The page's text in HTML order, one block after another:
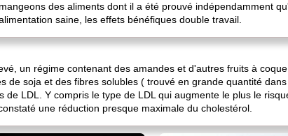
des aliments dont il a été prouvé indépendamment
saine, les effets bénéfiques double travail.
un régime contenant des amandes et d'autres fruits à coque,
de soja et des fibres solubles ( trouvé en grande quantité
LDL. Y compris le type de LDL qui augmente le plus le
une réduction presque maximale du cholestérol.